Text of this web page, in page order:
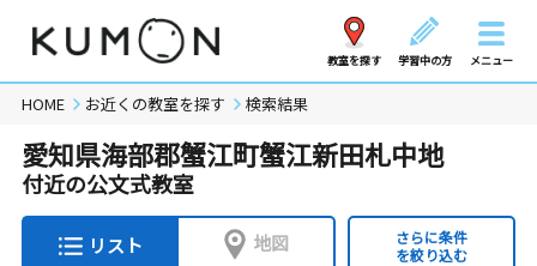
教室を探す 学習中の方 メニュー
HOME お近くの教室を探す 検索結果
愛知県海部郡蟹江町蟹江新田札中地
付近の公文式教室
リスト 地図
さらに条件
を絞り込む